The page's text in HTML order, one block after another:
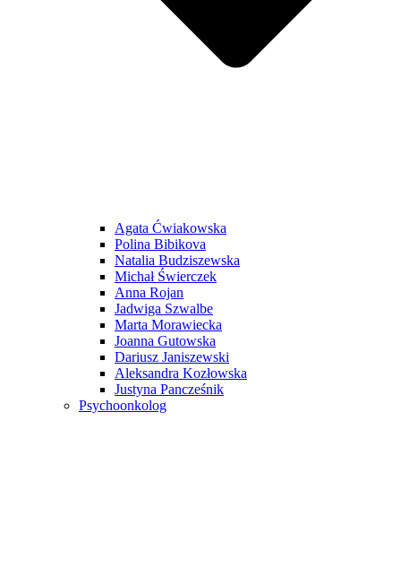
Agata Ćwiakowska
Polina Bibikova
Natalia Budziszewska
Michał Świerczek
Anna Rojan
Jadwiga Szwalbe
Marta Morawiecka
Joanna Gutowska
Dariusz Janiszewski
Aleksandra Kozłowska
Justyna Pancześnik
Psychoonkolog